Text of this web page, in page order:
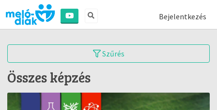
Bejelentkezés
Szűrés
Összes képzés